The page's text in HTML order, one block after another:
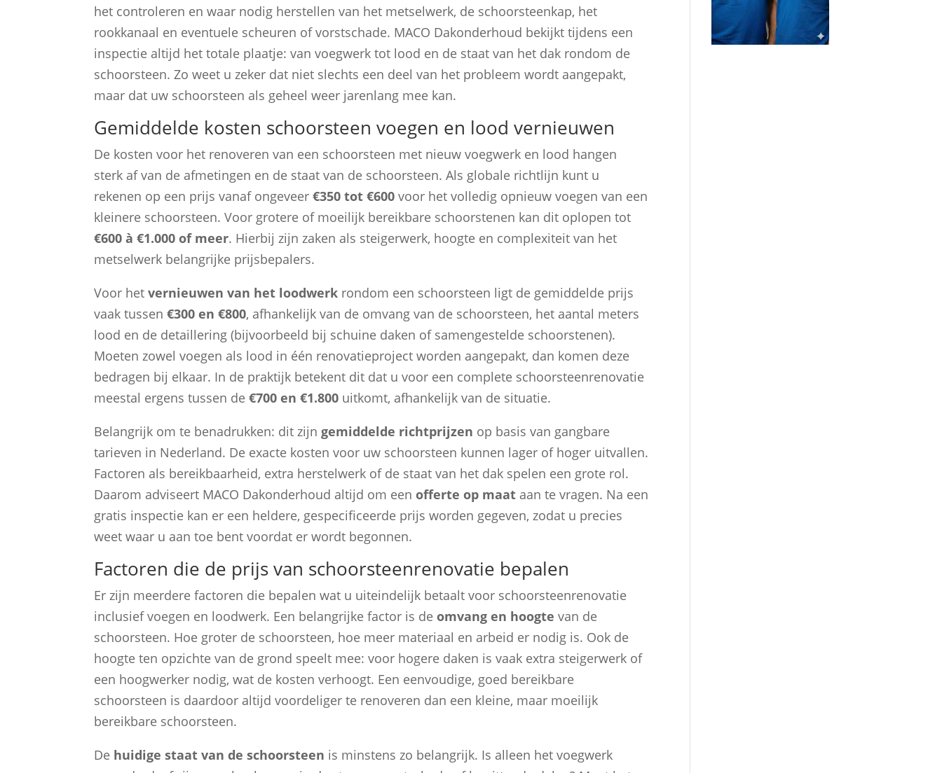
het controleren en waar nodig herstellen van het metselwerk, de schoorsteenkap, het
rookkanaal en eventuele scheuren of vorstschade. MACO Dakonderhoud bekijkt tijdens een
inspectie altijd het totale plaatje: van voegwerk tot lood en de staat van het dak rondom de
schoorsteen. Zo weet u zeker dat niet slechts een deel van het probleem wordt aangepakt,
maar dat uw schoorsteen als geheel weer jarenlang mee kan.
Gemiddelde kosten schoorsteen voegen en lood vernieuwen
De kosten voor het renoveren van een schoorsteen met nieuw voegwerk en lood hangen
sterk af van de afmetingen en de staat van de schoorsteen. Als globale richtlijn kunt u
rekenen op een prijs vanaf ongeveer€350 tot €600 voor het volledig opnieuw voegen van een
kleinere schoorsteen. Voor grotere of moeilijk bereikbare schoorstenen kan dit oplopen tot
€600 à €1.000 of meer. Hierbij zijn zaken als steigerwerk, hoogte en complexiteit van het
metselwerk belangrijke prijsbepalers.
Voor hetvernieuwen van het loodwerk rondom een schoorsteen ligt de gemiddelde prijs
vaak tussen€300 en €800, afhankelijk van de omvang van de schoorsteen, het aantal meters
lood en de detaillering (bijvoorbeeld bij schuine daken of samengestelde schoorstenen).
Moeten zowel voegen als lood in één renovatieproject worden aangepakt, dan komen deze
bedragen bij elkaar. In de praktijk betekent dit dat u voor een complete schoorsteenrenovatie
meestal ergens tussen de€700 en €1.800 uitkomt, afhankelijk van de situatie.
Belangrijk om te benadrukken: dit zijngemiddelde richtprijzen op basis van gangbare
tarieven in Nederland. De exacte kosten voor uw schoorsteen kunnen lager of hoger uitvallen.
Factoren als bereikbaarheid, extra herstelwerk of de staat van het dak spelen een grote rol.
Daarom adviseert MACO Dakonderhoud altijd om eenofferte op maat aan te vragen. Na een
gratis inspectie kan er een heldere, gespecificeerde prijs worden gegeven, zodat u precies
weet waar u aan toe bent voordat er wordt begonnen.
Factoren die de prijs van schoorsteenrenovatie bepalen
Er zijn meerdere factoren die bepalen wat u uiteindelijk betaalt voor schoorsteenrenovatie
inclusief voegen en loodwerk. Een belangrijke factor is deomvang en hoogte van de
schoorsteen. Hoe groter de schoorsteen, hoe meer materiaal en arbeid er nodig is. Ook de
hoogte ten opzichte van de grond speelt mee: voor hogere daken is vaak extra steigerwerk of
een hoogwerker nodig, wat de kosten verhoogt. Een eenvoudige, goed bereikbare
schoorsteen is daardoor altijd voordeliger te renoveren dan een kleine, maar moeilijk
bereikbare schoorsteen.
De huidige staat van de schoorsteen is minstens zo belangrijk. Is alleen het voegwerk